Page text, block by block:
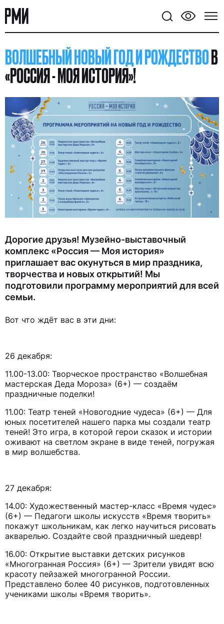
ВОЛШЕБНЫЙ НОВЫЙ ГОД И РОЖДЕСТВОВ
«РОССИЯ - МОЯ ИСТОРИЯ»!
Дорогие друзья! Музейно-выставочный
комплекс «Россия — Моя история»
приглашает вас окунуться в мир праздника,
творчества и новых открытий! Мы
подготовили программу мероприятий для всей
семьи.
Вот что ждёт вас в эти дни:
26 декабря:
11.00-13.00: Творческое пространство «Волшебная
мастерская Деда Мороза» (6+) — создаём
праздничные поделки!
11.00: Театр теней «Новогодние чудеса» (6+) — Для
юных посетителей нашего парка мы создали театр
теней! Это игра, в которой герои сказок и истории
оживают на светлом экране в виде теней, погружая
в мир волшебства.
27 декабря:
14.00: Художественный мастер-класс «Время чудес»
(6+) — Педагоги школы искусств «Время творить»
покажут школьникам, как легко научиться рисовать
акварелью. Создайте свой праздничный шедевр!
16.00: Открытие выставки детских рисунков
«Многогранная Россия» (6+) — Зрители увидят всю
красоту пейзажей многогранной России.
Представлено более 40 рисунков, подготовленных
учениками школы «Время творить».